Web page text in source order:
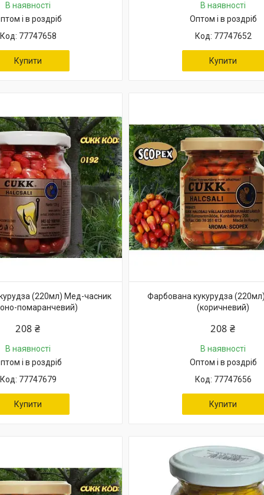
В наявності
і в роздріб
77747658
Купити
В наявності
Оптом і в роздріб
77747652
Купити
(220мл) Мед-часник
помаранчевий)
208 ₴
В наявності
і в роздріб
77747679
Купити
Фарбована кукурудза
(коричневий)
208 ₴
В наявності
Оптом і в роздріб
77747656
Купити